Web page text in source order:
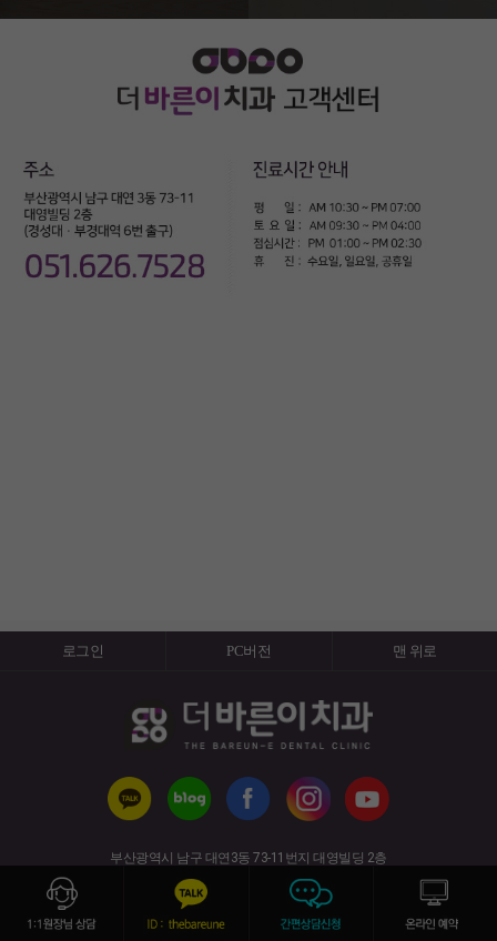
로그인 PC버전 맨 위로
부산광역시 남구 대연3동 73-11번지 대영빌딩 2층
(경성대·부경대역 6번 출구)
사업자번호 : 617-91-50820 전화번호 : 051-626-7528
copyright (c) 2019 All rights reserved.